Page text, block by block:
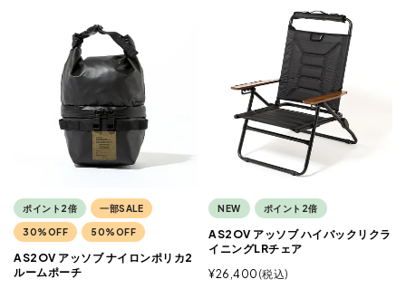
ポイント2倍 一部SALE
30%OFF 50%OFF
AS2OV アッソブ ナイロンポリカ2
ルームポーチ
NEW ポイント2倍
AS2OV アッソブ ハイバックリクラ
イニングLRチェア
¥26,400 税込